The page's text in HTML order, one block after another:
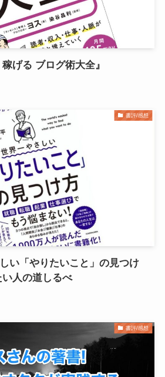
げる ブログ術大全』
書評/感想
い「やりたいこと」の見つけ
人の道しるべ
書評/感想